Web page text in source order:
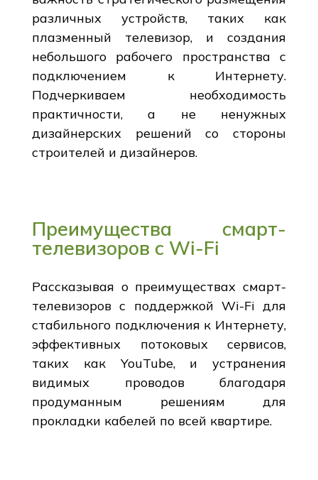
различных устройств, таких как
плазменный телевизор, и создания
небольшого рабочего пространства с
подключением к Интернету.
Подчеркиваем необходимость
практичности, а не ненужных
дизайнерских решений со стороны
строителей и дизайнеров.
Преимущества смарт-
телевизоров с Wi-Fi
Рассказывая о преимуществах смарт-
телевизоров с поддержкой Wi-Fi для
стабильного подключения к Интернету,
эффективных потоковых сервисов,
таких как YouTube, и устранения
видимых проводов благодаря
продуманным решениям для
прокладки кабелей по всей квартире.